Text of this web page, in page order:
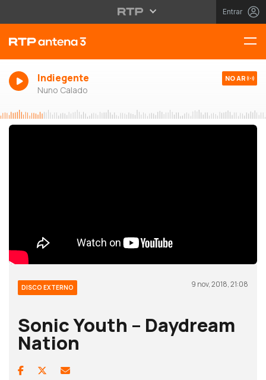
Entrar
Indiegente
Nuno Calado
NO AR
DISCO EXTERNO 9 nov, 2018, 21:08
Sonic Youth – Daydream
Nation